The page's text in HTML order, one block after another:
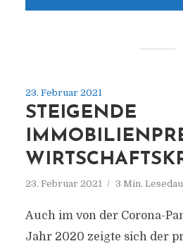
23. Februar 2021
STEIGENDE
23. Februar 2021 3 Min.
Auch im von der Corona-
Jahr 2020 zeigte sich der